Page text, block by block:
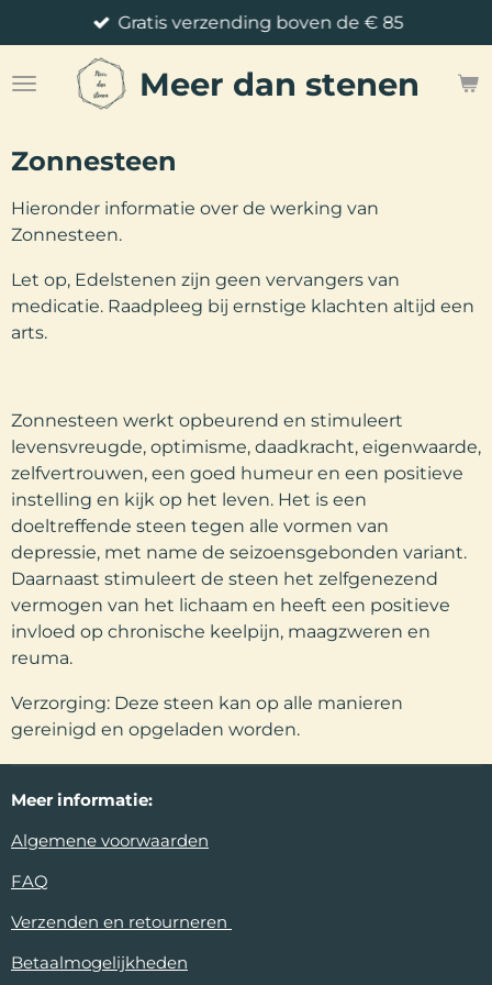
direct
naar
Meer dan stenen
Gratis verzending boven de € 85
Zonnesteen
Hieronder informatie over de werking van
Zonnesteen.
Let op, Edelstenen zijn geen vervangers van
medicatie. Raadpleeg bij ernstige klachten altijd een
arts.
Zonnesteen werkt opbeurend en stimuleert
levensvreugde, optimisme, daadkracht, eigenwaarde,
zelfvertrouwen, een goed humeur en een positieve
instelling en kijk op het leven. Het is een
doeltreffende steen tegen alle vormen van
depressie, met name de seizoensgebonden variant.
Daarnaast stimuleert de steen het zelfgenezend
vermogen van het lichaam en heeft een positieve
invloed op chronische keelpijn, maagzweren en
reuma.
Verzorging: Deze steen kan op alle manieren
gereinigd en opgeladen worden.
Meer informatie:
Algemene voorwaarden
FAQ
Verzenden en retourneren
Betaalmogelijkheden